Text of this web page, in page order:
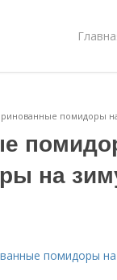
помидоры
на
помидоры